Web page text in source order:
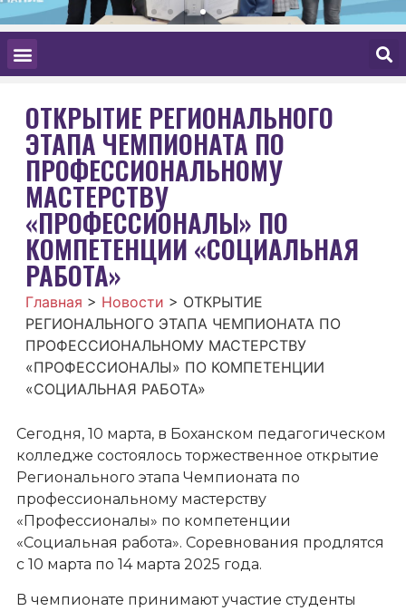
ОТКРЫТИЕ РЕГИОНАЛЬНОГО
ЭТАПА ЧЕМПИОНАТА ПО
ПРОФЕССИОНАЛЬНОМУ
МАСТЕРСТВУ
«ПРОФЕССИОНАЛЫ» ПО
КОМПЕТЕНЦИИ «СОЦИАЛЬНАЯ
РАБОТА»
Главная > Новости > ОТКРЫТИЕ
РЕГИОНАЛЬНОГО ЭТАПА ЧЕМПИОНАТА ПО
ПРОФЕССИОНАЛЬНОМУ МАСТЕРСТВУ
«ПРОФЕССИОНАЛЫ» ПО КОМПЕТЕНЦИИ
«СОЦИАЛЬНАЯ РАБОТА»
Сегодня, 10 марта, в Боханском педагогическом
колледже состоялось торжественное открытие
Регионального этапа Чемпионата по
профессиональному мастерству
«Профессионалы» по компетенции
«Социальная работа». Соревнования продлятся
с 10 марта по 14 марта 2025 года.
В чемпионате принимают участие студенты